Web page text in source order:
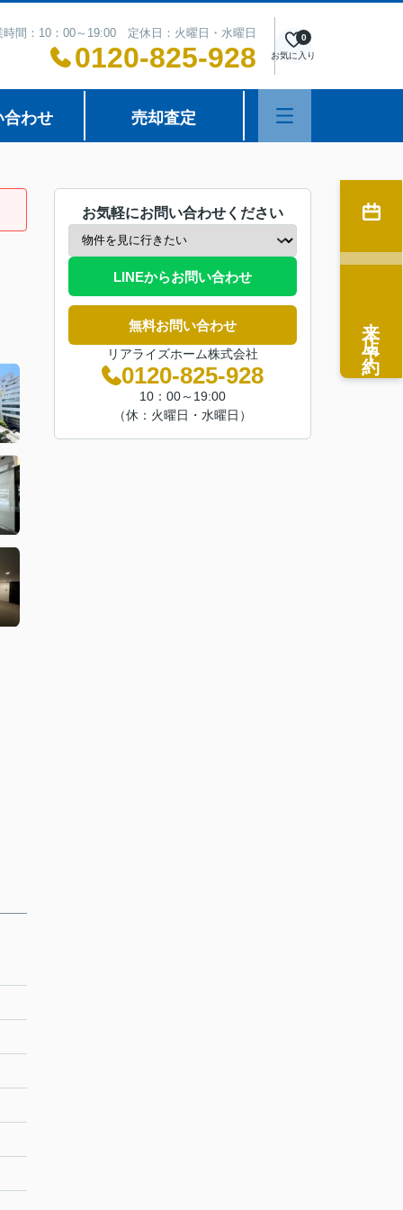
時間：10：00～19:00 定休日：火曜日・水曜日
0120-825-928 お気に入り
0
合わせ 売却査定
お気軽にお問い合わせください
LINEからお問い合わせ
無料お問い合わせ
リアライズホーム株式会社
0120-825-928
10：00～19:00
（休：火曜日・水曜日）
来店予約